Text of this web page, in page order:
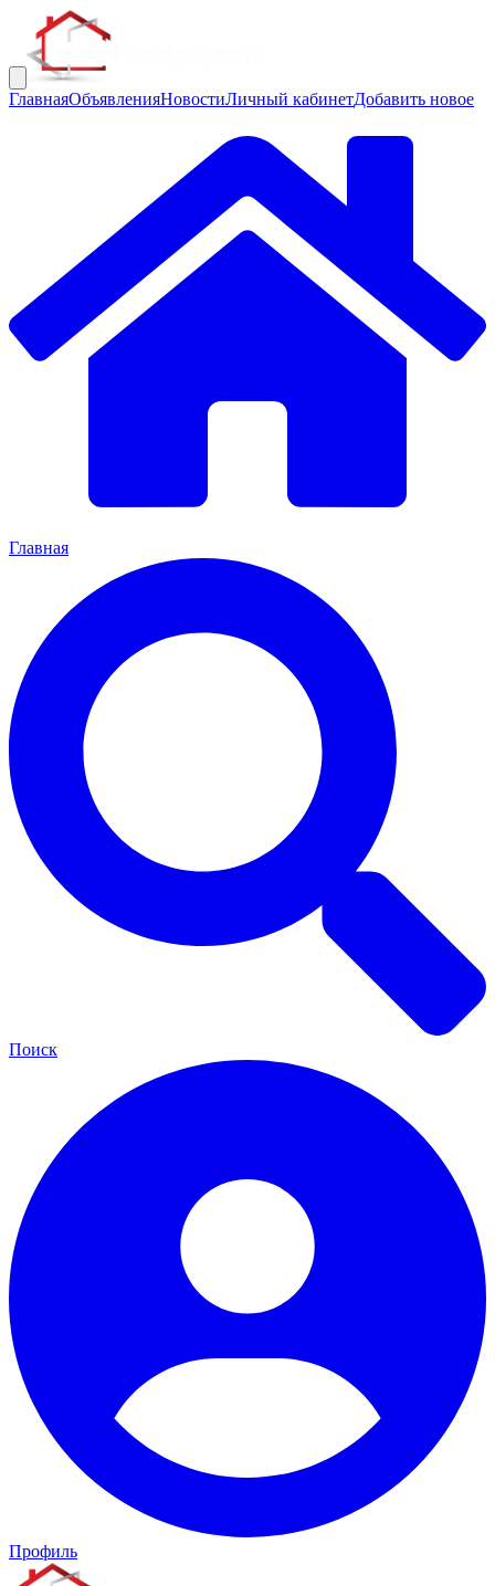
ГлавнаяОбъявленияНовостиЛичный кабинетДобавить новое
Главная
Поиск
Профиль